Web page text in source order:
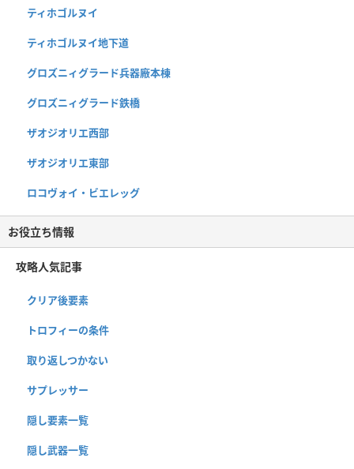
ティホゴルヌイ
ティホゴルヌイ地下道
グロズニィグラード兵器廠本棟
グロズニィグラード鉄橋
ザオジオリエ西部
ザオジオリエ東部
ロコヴォイ・ビエレッグ
お役立ち情報
攻略人気記事
クリア後要素
トロフィーの条件
取り返しつかない
サプレッサー
隠し要素一覧
隠し武器一覧